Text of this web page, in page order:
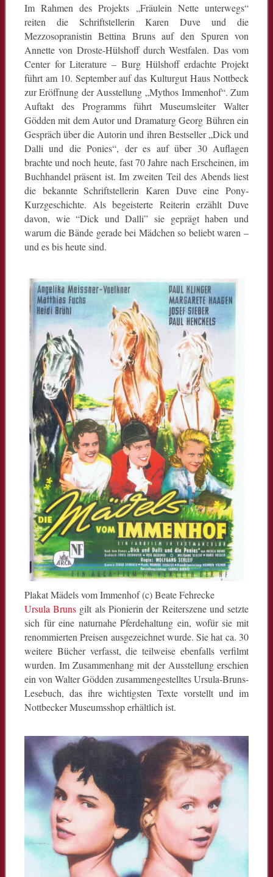
Im Rahmen des Projekts „Fräulein Nette unterwegs“
reiten die Schriftstellerin Karen Duve und die
Mezzosopranistin Bettina Bruns auf den Spuren von
Annette von Droste-Hülshoff durch Westfalen. Das vom
Center for Literature – Burg Hülshoff erdachte Projekt
führt am 10. September auf das Kulturgut Haus Nottbeck
zur Eröffnung der Ausstellung „Mythos Immenhof“. Zum
Auftakt des Programms führt Museumsleiter Walter
Gödden mit dem Autor und Dramaturg Georg Bühren ein
Gespräch über die Autorin und ihren Bestseller „Dick und
Dalli und die Ponies“, der es auf über 30 Auflagen
brachte und noch heute, fast 70 Jahre nach Erscheinen, im
Buchhandel präsent ist. Im zweiten Teil des Abends liest
die bekannte Schriftstellerin Karen Duve eine Pony-
Kurzgeschichte. Als begeisterte Reiterin erzählt Duve
davon, wie “Dick und Dalli” sie geprägt haben und
warum die Bände gerade bei Mädchen so beliebt waren –
und es bis heute sind.
Plakat Mädels vom Immenhof (c) Beate Fehrecke
Ursula Bruns gilt als Pionierin der Reiterszene und setzte
sich für eine naturnahe Pferdehaltung ein, wofür sie mit
renommierten Preisen ausgezeichnet wurde. Sie hat ca. 30
weitere Bücher verfasst, die teilweise ebenfalls verfilmt
wurden. Im Zusammenhang mit der Ausstellung erschien
ein von Walter Gödden zusammengestelltes Ursula-Bruns-
Lesebuch, das ihre wichtigsten Texte vorstellt und im
Nottbecker Museumsshop erhältlich ist.